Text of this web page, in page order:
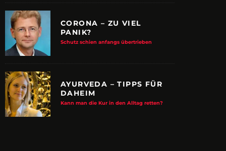
MACHER
System werden Reisen sicherer
ZUPANCIC
CORONA – ZU VIEL
PANIK?
Schutz schien anfangs übertrieben
AYURVEDA – TIPPS FÜR
DAHEIM
Kann man die Kur in den Alltag retten?